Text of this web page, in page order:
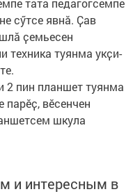
тата педагогсемпе
сӳтсе явнӑ. Ҫав
ҫемьесен
техника туянма укҫи-
пин планшет туянма
парӗҫ, вӗсенчен
шкула
и интересным в